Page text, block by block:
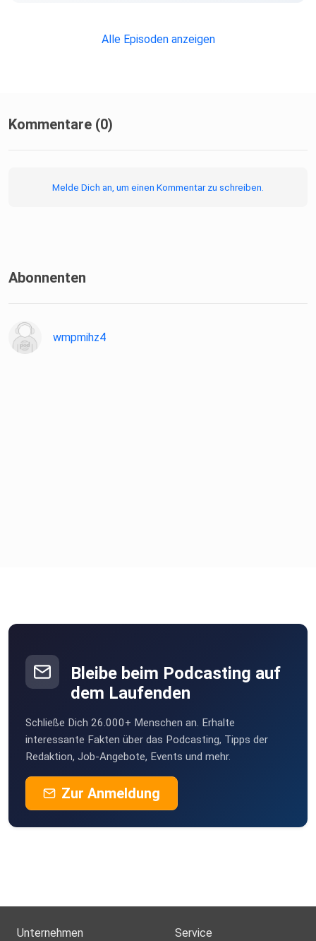
Alle Episoden anzeigen
Kommentare (0)
Melde Dich an, um einen Kommentar zu schreiben.
Abonnenten
wmpmihz4
Bleibe beim Podcasting auf
dem Laufenden
Schließe Dich 26.000+ Menschen an. Erhalte
interessante Fakten über das Podcasting, Tipps der
Redaktion, Job-Angebote, Events und mehr.
Zur Anmeldung
Unternehmen Service